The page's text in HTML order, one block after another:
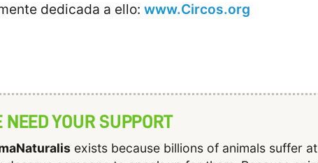
dedicada a ello: www.Circos.org
NEED YOUR SUPPORT
exists because billions of animals suffer